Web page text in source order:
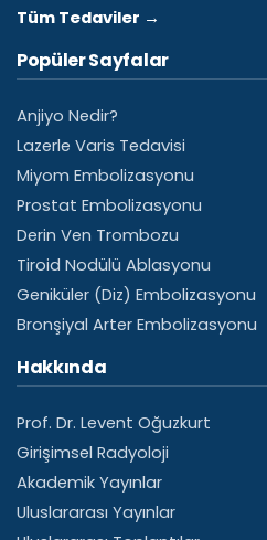
Tüm Tedaviler →
Popüler Sayfalar
Anjiyo Nedir?
Lazerle Varis Tedavisi
Miyom Embolizasyonu
Prostat Embolizasyonu
Derin Ven Trombozu
Tiroid Nodülü Ablasyonu
Geniküler (Diz) Embolizasyonu
Bronşiyal Arter Embolizasyonu
Hakkında
Prof. Dr. Levent Oğuzkurt
Girişimsel Radyoloji
Akademik Yayınlar
Uluslararası Yayınlar